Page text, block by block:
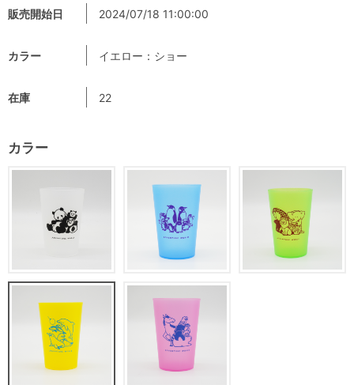
販売開始日 2024/07/18 11:00:00
カラー イエロー：ショー
在庫 22
カラー